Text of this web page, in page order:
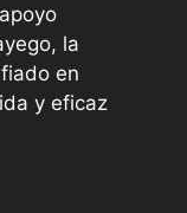
la
en
y eficaz